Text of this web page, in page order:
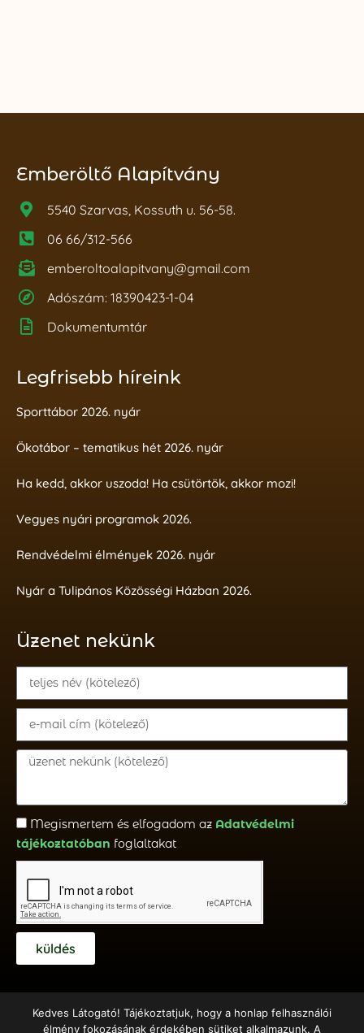
Emberöltő Alapítvány
5540 Szarvas, Kossuth u. 56-58.
06 66/312-566
emberoltoalapitvany@gmail.com
Adószám: 18390423-1-04
Dokumentumtár
Legfrisebb híreink
Sporttábor 2026. nyár
Ökotábor – tematikus hét 2026. nyár
Ha kedd, akkor uszoda! Ha csütörtök, akkor mozi!
Vegyes nyári programok 2026.
Rendvédelmi élmények 2026. nyár
Nyár a Tulipános Közösségi Házban 2026.
Üzenet nekünk
Megismertem és elfogadom az Adatvédelmi
tájékoztatóban foglaltakat
küldés
Kedves Látogató! Tájékoztatjuk, hogy a honlap felhasználói
élmény fokozásának érdekében sütiket alkalmazunk. A